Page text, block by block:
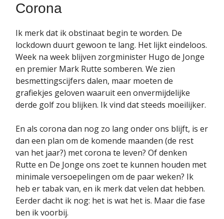
Corona
Ik merk dat ik obstinaat begin te worden. De
lockdown duurt gewoon te lang. Het lijkt eindeloos.
Week na week blijven zorgminister Hugo de Jonge
en premier Mark Rutte somberen. We zien
besmettingscijfers dalen, maar moeten de
grafiekjes geloven waaruit een onvermijdelijke
derde golf zou blijken. Ik vind dat steeds moeilijker.
En als corona dan nog zo lang onder ons blijft, is er
dan een plan om de komende maanden (de rest
van het jaar?) met corona te leven? Of denken
Rutte en De Jonge ons zoet te kunnen houden met
minimale versoepelingen om de paar weken? Ik
heb er tabak van, en ik merk dat velen dat hebben.
Eerder dacht ik nog: het is wat het is. Maar die fase
ben ik voorbij.